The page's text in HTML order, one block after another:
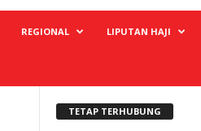
REGIONAL LIPUTAN HAJI
TETAP TERHUBUNG